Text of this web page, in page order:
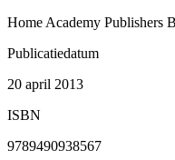
Home Academy Publishers
Publicatiedatum
20 april 2013
ISBN
9789490938567